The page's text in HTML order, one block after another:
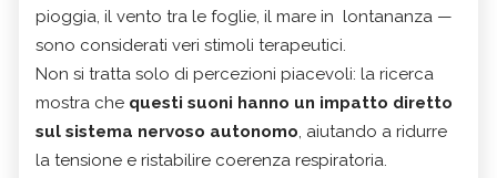
pioggia, il vento tra le foglie, il mare in lontananza —
sono considerati veri stimoli terapeutici.
Non si tratta solo di percezioni piacevoli: la ricerca
mostra che questi suoni hanno un impatto diretto
sul sistema nervoso autonomo, aiutando a ridurre
la tensione e ristabilire coerenza respiratoria.